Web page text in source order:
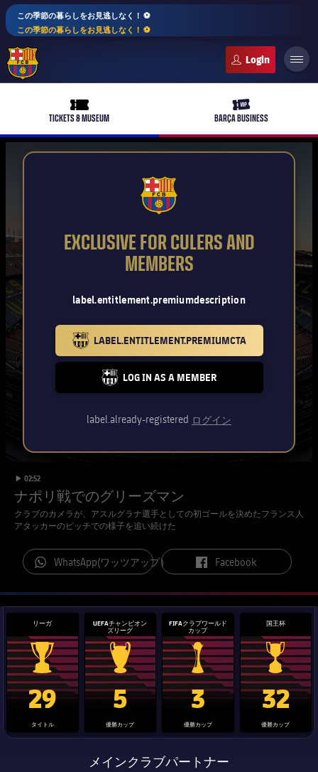
この季節の暮らしをお見逃しなく！ ⚽️
この季節の暮らしをお見逃しなく！ ⚽️
ticket-full
TICKETS & MUSEUM
ticket-vip
BARÇA BUSINESS
plusicon
label.aria.plus
バルサアカデミー
会長
レジェンド
plusicon
label.aria.plus
プレスパス
スケジュール
チケット
結果
バルサAtlètic
plusicon
label.aria.plus
スケジュール
PLUSICON
LABEL.ARIA.PLUS
トップチーム
label.aria.plus
スケジュール
チケット
順位表
PLUSICON
LABEL.ARIA.PLUS
トップチーム
スケジュール
チケット
結果
順位表
PLUSICON
LABEL.ARIA.PLUS
トップチーム
label.aria.plus
スケジュール
結果
順位表
トップチーム
plusicon
label.aria.plus
スケジュール
チケット
FCB Barcelona badge
EXCLUSIVE FOR CULERS AND
MEMBERS
label.entitlement.premiumdescription
LABEL.ENTITLEMENT.PREMIUMCTA
LOG IN AS A MEMBER
label.already-registered ログイン
label.duration
Play video
02:52
ナポリ戦でのグリーズマン
クラブのカメラが、アスルグラナ選手としての初ゴールを決めたフランス人
アタッカーのピッチでの様子を追い続けた
label.aria.whatsapp
WhatsApp(ワッツアップ） label.aria.facebook
Facebook
リーガ
La Liga trophy
29
タイトル
UEFAチャンピオン
ズリーグ
Champions League trophy
5
優勝カップ
FIFAクラブワールド
カップ
label.aria.clubworldcup
3
優勝カップ
国王杯
国王杯
32
優勝カップ
メインクラブパートナー